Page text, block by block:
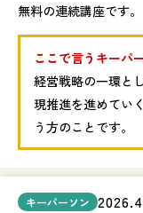
無料の連続講座です。
ここで言うキーパ
経営戦略の一環と
現推進を進めてい
う方のことです。